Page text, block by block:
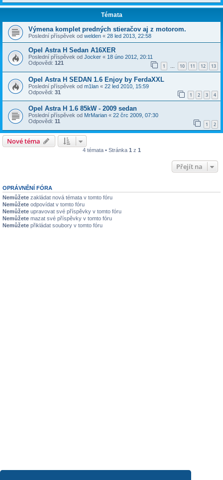
Témata
Výmena komplet predných stieračov aj z motorom.
Poslední příspěvek od welden « 28 led 2013, 22:58
Opel Astra H Sedan A16XER
Poslední příspěvek od Jocker « 18 úno 2012, 20:11
Odpovědi: 121 1 … 10 11 12 13
Opel Astra H SEDAN 1.6 Enjoy by FerdaXXL
Poslední příspěvek od m1lan « 22 led 2010, 15:59
Odpovědi: 31 1 2 3 4
Opel Astra H 1.6 85kW - 2009 sedan
Poslední příspěvek od MrMarian « 22 črc 2009, 07:30
Odpovědi: 11 1 2
Nové téma
4 témata • Stránka 1 z 1
Přejít na
OPRÁVNĚNÍ FÓRA
Nemůžete zakládat nová témata v tomto fóru
Nemůžete odpovídat v tomto fóru
Nemůžete upravovat své příspěvky v tomto fóru
Nemůžete mazat své příspěvky v tomto fóru
Nemůžete přikládat soubory v tomto fóru